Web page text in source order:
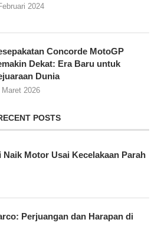
2024
Concorde MotoGP
Dekat: Era Baru untuk
Dunia
Maret 2026
POSTS
Motor Usai Kecelakaan Parah
Perjuangan dan Harapan di